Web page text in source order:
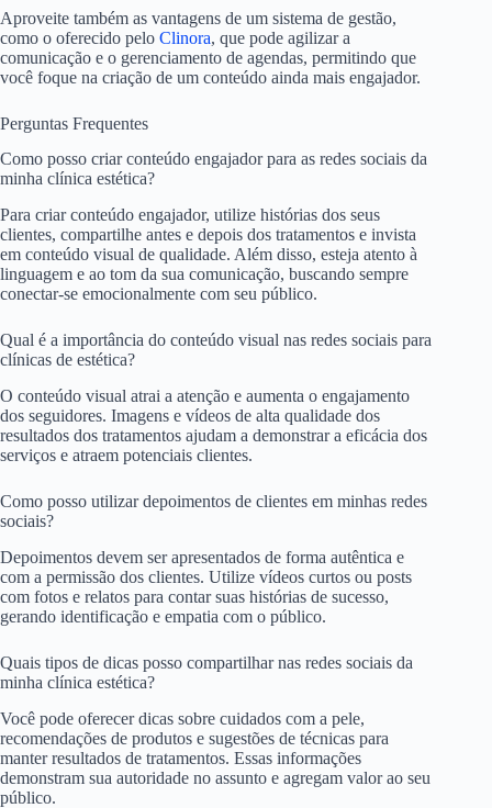
Aproveite também as vantagens de um sistema de gestão,
como o oferecido pelo Clinora, que pode agilizar a
comunicação e o gerenciamento de agendas, permitindo que
você foque na criação de um conteúdo ainda mais engajador.
Perguntas Frequentes
Como posso criar conteúdo engajador para as redes sociais da
minha clínica estética?
Para criar conteúdo engajador, utilize histórias dos seus
clientes, compartilhe antes e depois dos tratamentos e invista
em conteúdo visual de qualidade. Além disso, esteja atento à
linguagem e ao tom da sua comunicação, buscando sempre
conectar-se emocionalmente com seu público.
Qual é a importância do conteúdo visual nas redes sociais para
clínicas de estética?
O conteúdo visual atrai a atenção e aumenta o engajamento
dos seguidores. Imagens e vídeos de alta qualidade dos
resultados dos tratamentos ajudam a demonstrar a eficácia dos
serviços e atraem potenciais clientes.
Como posso utilizar depoimentos de clientes em minhas redes
sociais?
Depoimentos devem ser apresentados de forma autêntica e
com a permissão dos clientes. Utilize vídeos curtos ou posts
com fotos e relatos para contar suas histórias de sucesso,
gerando identificação e empatia com o público.
Quais tipos de dicas posso compartilhar nas redes sociais da
minha clínica estética?
Você pode oferecer dicas sobre cuidados com a pele,
recomendações de produtos e sugestões de técnicas para
manter resultados de tratamentos. Essas informações
demonstram sua autoridade no assunto e agregam valor ao seu
público.